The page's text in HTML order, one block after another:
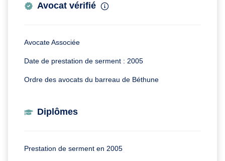
Avocat vérifié
Avocate Associée
Date de prestation de serment : 2005
Ordre des avocats du barreau de Béthune
Diplômes
Prestation de serment en 2005